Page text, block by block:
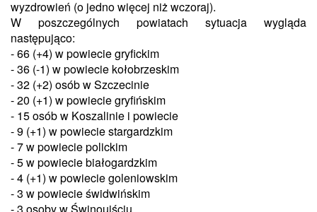
wyzdrowień (o jedno więcej niż wczoraj).
W poszczególnych powiatach sytuacja wygląda
następująco:
- 66 (+4) w powiecie gryfickim
- 36 (-1) w powiecie kołobrzeskim
- 32 (+2) osób w Szczecinie
- 20 (+1) w powiecie gryfińskim
- 15 osób w Koszalinie i powiecie
- 9 (+1) w powiecie stargardzkim
- 7 w powiecie polickim
- 5 w powiecie białogardzkim
- 4 (+1) w powiecie goleniowskim
- 3 w powiecie świdwińskim
- 3 osoby w Świnoujściu